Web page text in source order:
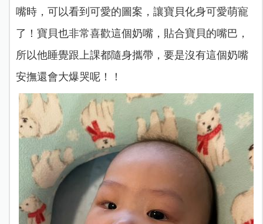
嘴時，可以看到可愛的圖案，讓寶貝化身可愛萌寵
了！寶貝也非常喜歡這個奶嘴，貼合寶貝的嘴巴，
所以他睡覺跟上課都隨身攜帶，要是沒有這個奶嘴
安撫還會大爆哭呢！！